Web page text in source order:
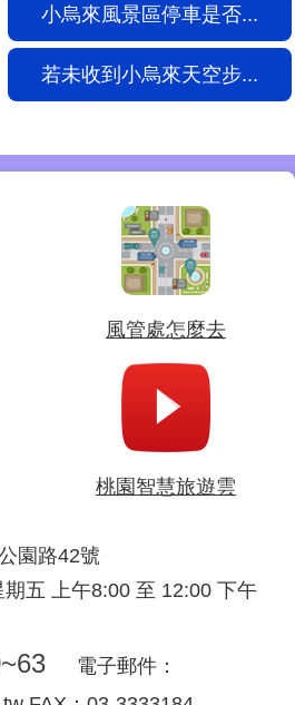
小烏來風景區停車是否...
若未收到小烏來天空步...
風管處怎麼去
桃園智慧旅遊雲
園路42號
期五 上午8:00 至 12:00 下午
電子郵件：